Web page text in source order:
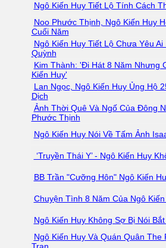
Ngô Kiến Huy Tiết Lộ Tính Cách
Noo Phước Thịnh, Ngô Kiến Huy
Cuối Năm
Ngô Kiến Huy Tiết Lộ Chưa Yêu
Quỳnh
Kim Thành: 'Đi Hát 8 Năm Nhưng
Kiến Huy'
Lan Ngọc, Ngô Kiến Huy Ủng Hộ
Dịch
Ảnh Thời Quê Và Ngố Của Đông
Phước Thịnh
Ngô Kiến Huy Nói Về Tấm Ảnh
‘Truyền Thái Y’ - Ngô Kiến Huy
BB Trần "Cưỡng Hôn" Ngô Kiến
Chuyện Tình 8 Năm Của Ngô
Ngô Kiến Huy Không Sợ Bị Nói
Ngô Kiến Huy Và Quán Quân